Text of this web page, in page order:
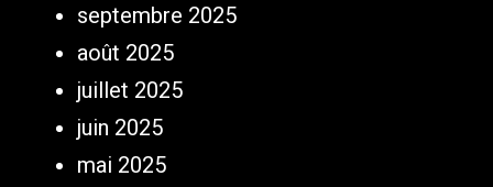
septembre 2025
août 2025
juillet 2025
juin 2025
mai 2025